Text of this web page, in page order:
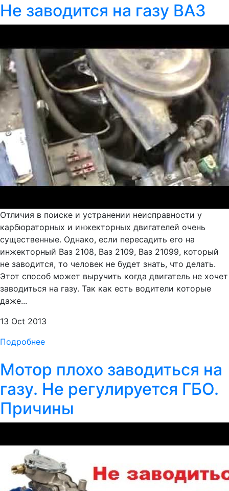
Не заводится на газу ВАЗ
Отличия в поиске и устранении неисправности у
карбюраторных и инжекторных двигателей очень
существенные. Однако, если пересадить его на
инжекторный Ваз 2108, Ваз 2109, Ваз 21099, который
не заводится, то человек не будет знать, что делать.
Этот способ может выручить когда двигатель не хочет
заводиться на газу. Так как есть водители которые
даже...
13 Oct 2013
Подробнее
Мотор плохо заводиться на
газу. Не регулируется ГБО.
Причины